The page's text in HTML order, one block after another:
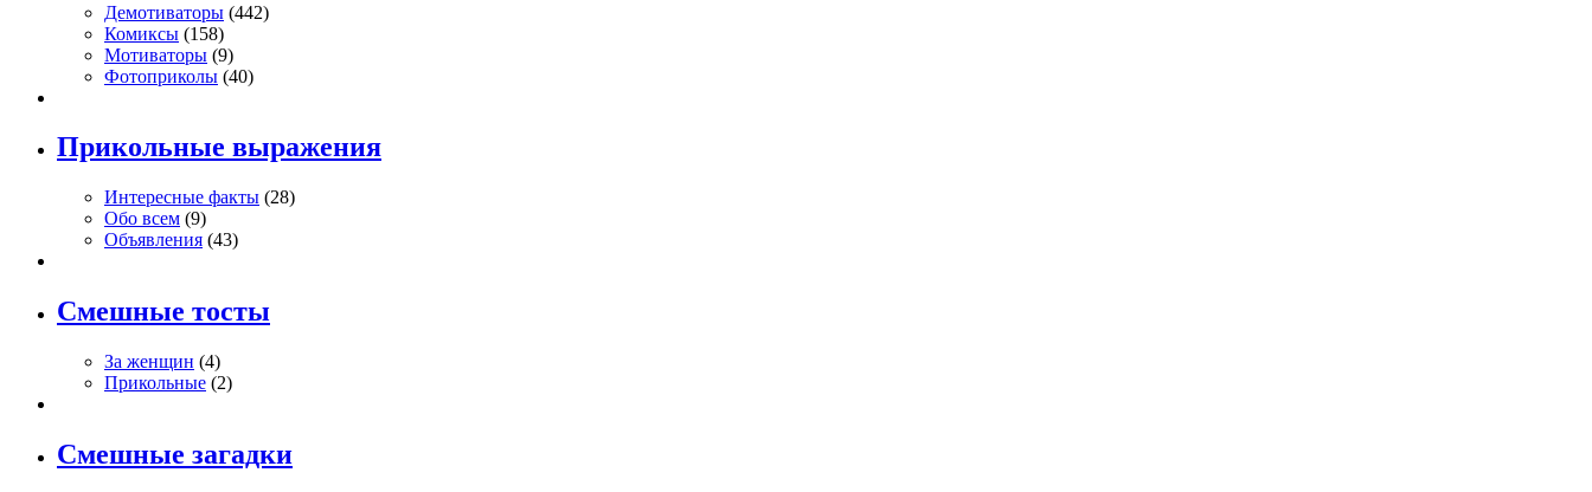
Демотиваторы (442)
Комиксы (158)
Мотиваторы (9)
Фотоприколы (40)
Прикольные выражения
Интересные факты (28)
Обо всем (9)
Объявления (43)
Смешные тосты
За женщин (4)
Прикольные (2)
Смешные загадки